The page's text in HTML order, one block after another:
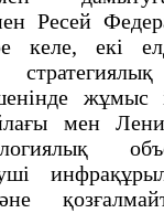
Ресей
келе, екі
жұмыс
мен